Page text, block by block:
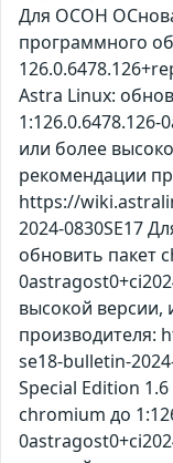
Для ОСОН
программного
Astra Linux:
или более
рекомендации
https://
2024-0830SE17
обновить пакет
высокой версии,
производителя:
se18-bulletin-
Special Edition
chromium до